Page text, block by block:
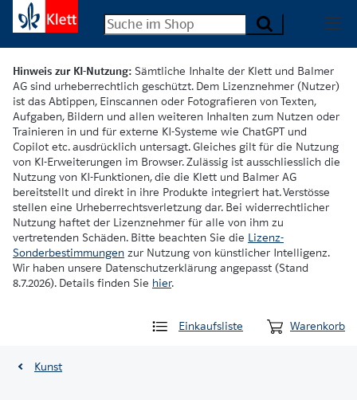
Hinweis zur KI-Nutzung: Sämtliche Inhalte der Klett und Balmer
AG sind urheberrechtlich geschützt. Dem Lizenznehmer (Nutzer)
ist das Abtippen, Einscannen oder Fotografieren von Texten,
Aufgaben, Bildern und allen weiteren Inhalten zum Nutzen oder
Trainieren in und für externe KI-Systeme wie ChatGPT und
Copilot etc. ausdrücklich untersagt. Gleiches gilt für die Nutzung
von KI-Erweiterungen im Browser. Zulässig ist ausschliesslich die
Nutzung von KI-Funktionen, die die Klett und Balmer AG
bereitstellt und direkt in ihre Produkte integriert hat. Verstösse
stellen eine Urheberrechtsverletzung dar. Bei widerrechtlicher
Nutzung haftet der Lizenznehmer für alle von ihm zu
vertretenden Schäden. Bitte beachten Sie die Lizenz-
Sonderbestimmungen zur Nutzung von künstlicher Intelligenz.
Wir haben unsere Datenschutzerklärung angepasst (Stand
8.7.2026). Details finden Sie hier.
Einkaufsliste Warenkorb
Kunst